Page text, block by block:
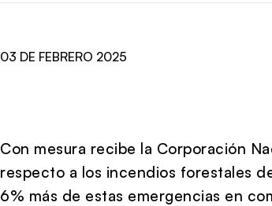
03 DE FEBRERO 2025
Con mesura recibe la Corporación
respecto a los incendios forestales
6% más de estas emergencias en